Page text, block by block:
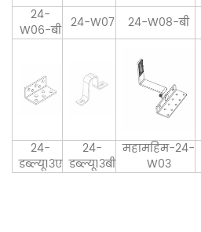
24-
W06-बी 24-W07 24-W08-बी
24-
डब्ल्यू13ए
24-
डब्ल्यू13बी
महामहिम-24-
W03